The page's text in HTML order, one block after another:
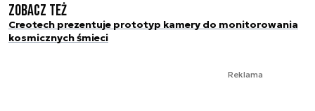
Zobacz też
Creotech prezentuje prototyp kamery do monitorowania
kosmicznych śmieci
Reklama